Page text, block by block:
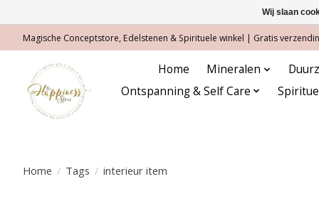
Magische Conceptstore, Edelstenen & Spirituele winkel | Gratis
Home Mineralen
Ontspanning & Self Care
Home / Tags / interieur item
Wij slaan